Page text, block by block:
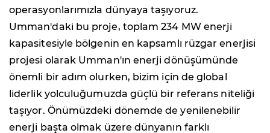
operasyonlarımızla dünyaya taşıyoruz.
Umman'daki bu proje, toplam 234 MW enerji
kapasitesiyle bölgenin en kapsamlı rüzgar enerjisi
projesi olarak Umman'ın enerji dönüşümünde
önemli bir adım olurken, bizim için de global
liderlik yolculuğumuzda güçlü bir referans niteliği
taşıyor. Önümüzdeki dönemde de yenilenebilir
enerji başta olmak üzere dünyanın farklı